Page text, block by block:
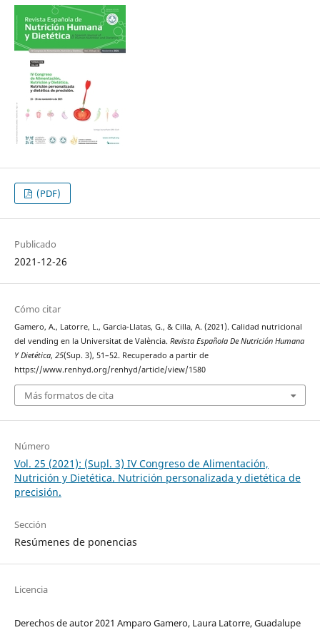
(PDF)
Publicado
2021-12-26
Cómo citar
Gamero, A., Latorre, L., Garcia-Llatas, G., & Cilla, A. (2021). Calidad nutricional
del vending en la Universitat de València. Revista Española De Nutrición Humana
Y Dietética, 25(Sup. 3), 51–52. Recuperado a partir de
https://www.renhyd.org/renhyd/article/view/1580
Más formatos de cita
Número
Vol. 25 (2021): (Supl. 3) IV Congreso de Alimentación,
Nutrición y Dietética. Nutrición personalizada y dietética de
precisión.
Sección
Resúmenes de ponencias
Licencia
Derechos de autor 2021 Amparo Gamero, Laura Latorre, Guadalupe